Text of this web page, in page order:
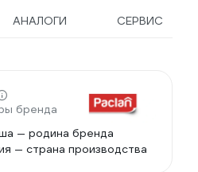
АНАЛОГИ СЕРВИС
бренда
— родина бренда
— страна производства